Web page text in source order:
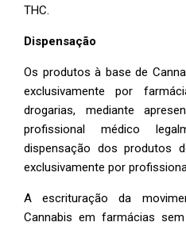
THC.
Dispensação
Os produtos à base de
exclusivamente por
drogarias, mediante
profissional médico
dispensação dos produtos
exclusivamente por
A escrituração da
Cannabis em farmácias